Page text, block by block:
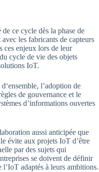
ce cycle dès la phase de
les fabricants de capteurs
ces enjeux lors de leur
cycle de vie des objets
IoT.
l’adoption de
de gouvernance et le
d’informations ouvertes
aussi anticipée que
évite aux projets IoT d’être
par des sujets qui
se doivent de définir
adaptés à leurs ambitions.